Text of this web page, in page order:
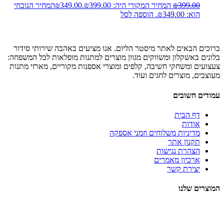
₪399.00 המחיר המקורי היה: ₪399.00. ₪349.00
המחיר הנוכחי
הוא: ₪349.00.
הוספה לסל
ברוכים הבאים לאתר מיסטר הליום. אנו מציעים באהבה שירותי סידור
בלונים באשקלון ומשווקים מגוון מוצרים למתנות מופלאות לכל המשפחה:
צעצועים ומשחקי חשיבה, קלפים ומוצרי אספנות מקוריים, מארזי מתנות
מעוצבים, מוצרים לחגים ועוד.
עמודים חשובים
דף הבית
אודות
מדיניות משלוחים וזמני אספקה
תקנון אתר
הצהרת נגישות
ארכיון מאמרים
יצירת קשר
המוצרים שלנו